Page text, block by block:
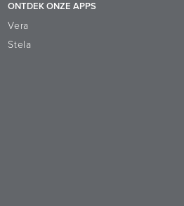
ONTDEK ONZE APPS
Vera
Stela